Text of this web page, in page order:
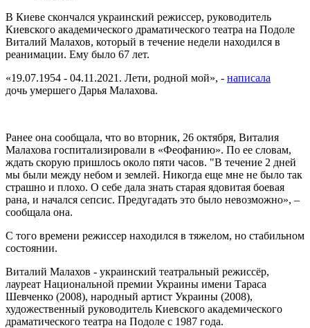
В Киеве скончался украинский режиссер, руководитель
Киевского академического драматического театра на Подоле
Виталий Малахов, который в течение недели находился в
реанимации. Ему было 67 лет.
«19.07.1954 - 04.11.2021. Лети, родной мой», - написала
дочь умершего Дарья Малахова.
Ранее она сообщала, что во вторник, 26 октября, Виталия
Малахова госпитализировали в «Феофанию». По ее словам,
ждать скорую пришлось около пяти часов. "В течение 2 дней
мы были между небом и землей. Никогда еще мне не было так
страшно и плохо. О себе дала знать старая ядовитая боевая
рана, и начался сепсис. Предугадать это было невозможно», –
сообщала она.
С того времени режиссер находился в тяжелом, но стабильном
состоянии.
Виталий Малахов - украинский театральный режиссёр,
лауреат Национальной премии Украины имени Тараса
Шевченко (2008), народный артист Украины (2008),
художественный руководитель Киевского академического
драматического театра на Подоле с 1987 года.